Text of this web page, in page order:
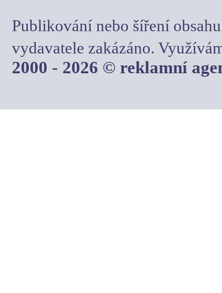
Publikování nebo šíření
vydavatele zakázáno.
2000 - 2026 © reklamní